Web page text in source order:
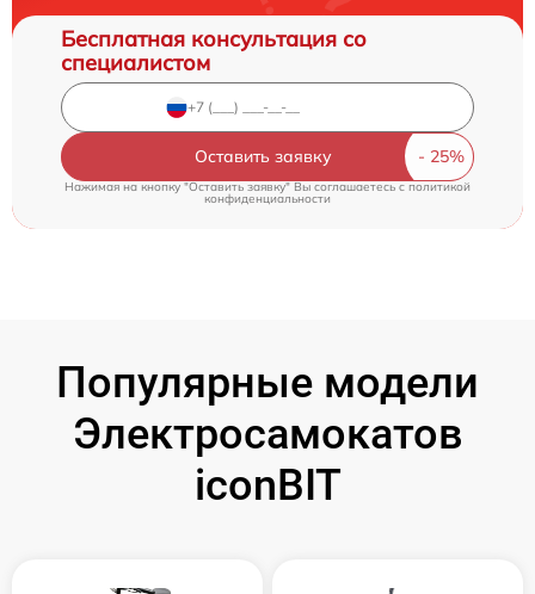
Бесплатная консультация со
специалистом
Оставить заявку
Нажимая на кнопку "Оставить заявку" Вы соглашаетесь cполитикой
конфиденциальности
Популярные модели
Электросамокатов
iconBIT